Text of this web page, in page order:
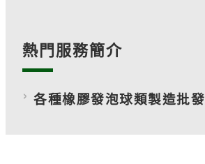
熱門服務簡介
各種橡膠發泡球類製造批發